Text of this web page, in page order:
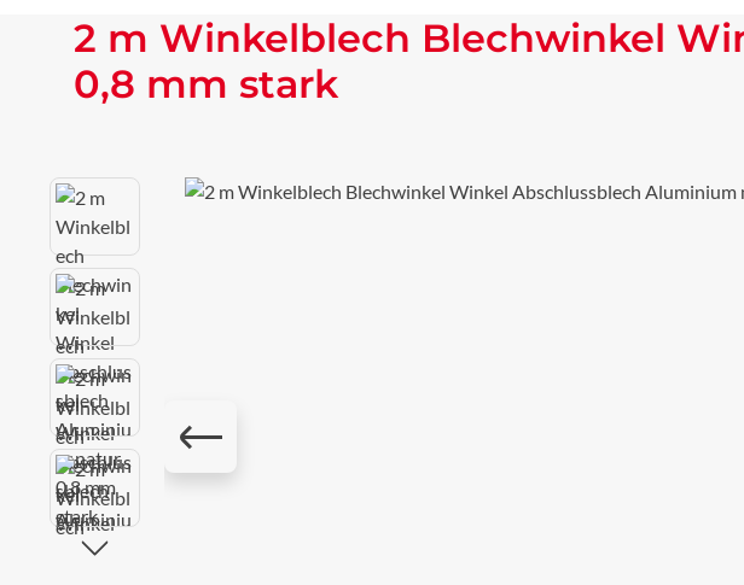
2 m Winkelblech Blechwinkel
0,8 mm stark
Bildergalerie überspringen